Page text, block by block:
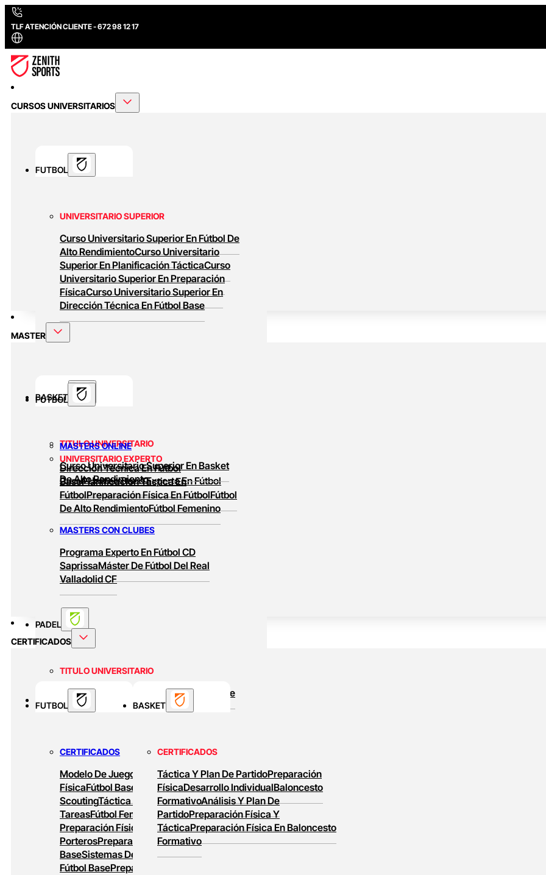
TLF ATENCIÓN CLIENTE - 672 98 12 17
CURSOS UNIVERSITARIOS
FUTBOL
UNIVERSITARIO SUPERIOR
Curso Universitario Superior En Fútbol De
Alto RendimientoCurso Universitario
Superior En Planificación TácticaCurso
Universitario Superior En Preparación
FísicaCurso Universitario Superior En
Dirección Técnica En Fútbol Base
UNIVERSITARIO EXPERTO
Curso Universitario Experto En Fútbol
BASKET
TITULO UNIVERSITARIO
Curso Universitario Superior En Basket
De Alto Rendimiento
PADEL
TITULO UNIVERSITARIO
Curso Universitario Técnico En Padel De
Alto Rendimiento
MASTER
FUTBOL
MASTERS ONLINE
Dirección Técnica En Fútbol
BasePlanificación Táctica En
FútbolPreparación Física En FútbolFútbol
De Alto RendimientoFútbol Femenino
MASTERS CON CLUBES
Programa Experto En Fútbol CD
SaprissaMáster De Fútbol Del Real
Valladolid CF
BASKET
MASTERS ONLINE
Baloncesto Formativo
Preparación Física
En BaloncestoBaloncesto De Alto
Rendimiento
CERTIFICADOS
FUTBOL
CERTIFICADOS
Modelo De Juego
Preparación
FísicaFútbol Base
Análisis Y
ScoutingTáctica OfensivaDiseño De
TareasFútbol FemeninoTareas De
Preparación Física
Entrenamiento De
PorterosPreparación Física En Fútbol
BaseSistemas De JuegoEntrenamiento En
Fútbol BasePreparación Física Y Táctica
BASKET
CERTIFICADOS
Táctica Y Plan De PartidoPreparación
FísicaDesarrollo IndividualBaloncesto
FormativoAnálisis Y Plan De
PartidoPreparación Física Y
TácticaPreparación Física En Baloncesto
Formativo